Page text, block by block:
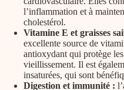
l’inflammation et à
cholestérol.
Vitamine E et graisses
excellente source de
antioxydant qui protège
vieillissement. Il est
insaturées, qui sont
Digestion et immunité :